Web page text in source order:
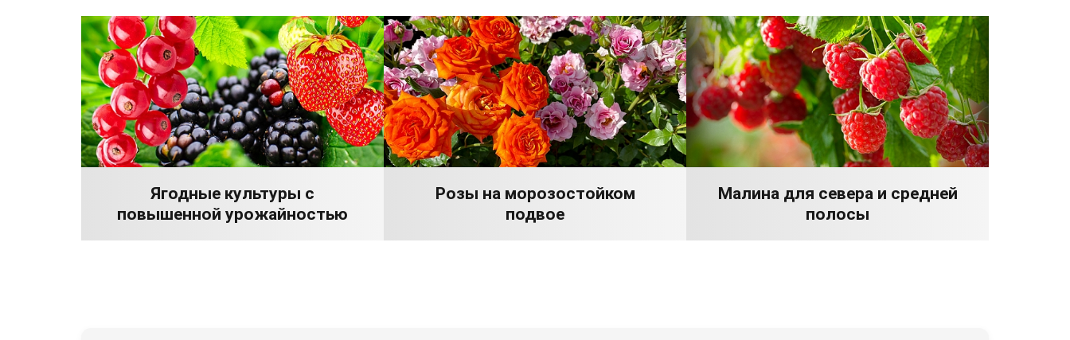
Ягодные культуры с
повышенной урожайностью
Розы на морозостойком
подвое
Малина для севера и средней
полосы